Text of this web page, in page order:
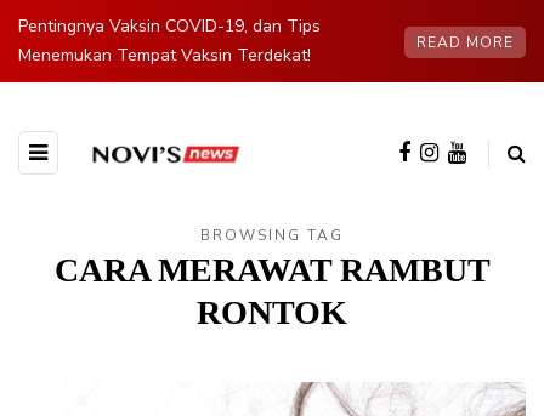
Pentingnya Vaksin COVID-19, dan Tips
Menemukan Tempat Vaksin Terdekat!
READ MORE
BROWSING TAG
CARA MERAWAT RAMBUT
RONTOK